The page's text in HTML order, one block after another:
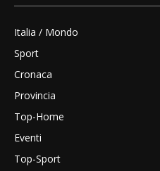
Italia / Mondo
Sport
Cronaca
Provincia
Top-Home
Eventi
Top-Sport